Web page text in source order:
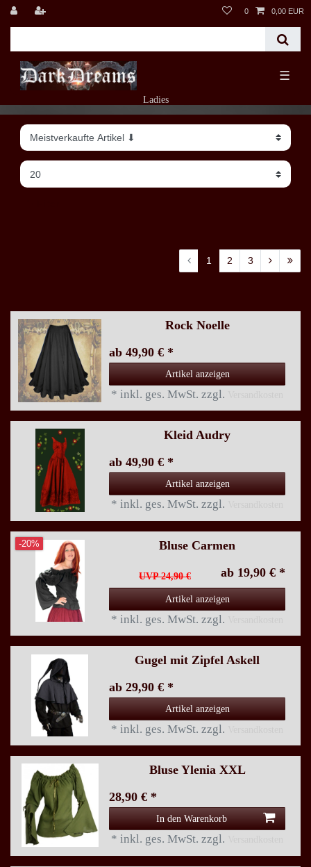
0 0,00 EUR
☰
Ladies
1 2 3
Rock Noelle
ab 49,90 € *
Artikel anzeigen
* inkl. ges. MwSt. zzgl.
Kleid Audry
ab 49,90 € *
Artikel anzeigen
* inkl. ges. MwSt. zzgl.
-20% Bluse Carmen
UVP 24,90 € ab 19,90 € *
Artikel anzeigen
* inkl. ges. MwSt. zzgl.
Gugel mit Zipfel Askell
ab 29,90 € *
Artikel anzeigen
* inkl. ges. MwSt. zzgl.
Bluse Ylenia XXL
28,90 € *
In den Warenkorb
* inkl. ges. MwSt. zzgl.